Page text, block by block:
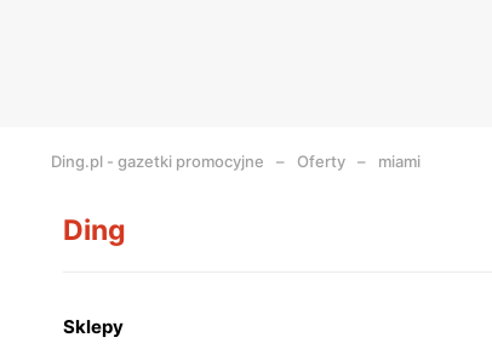
Ding.pl - gazetki promocyjne Oferty miami
Ding
Sklepy